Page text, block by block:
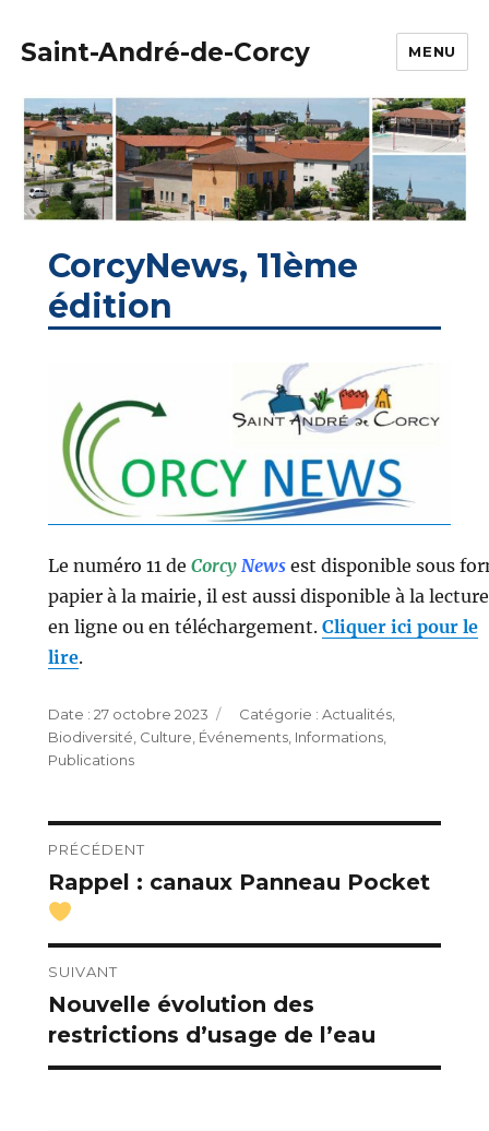
Saint-André-de-Corcy MENU
CorcyNews, 11ème
édition
Le numéro 11 de Corcy News est disponible sous
papier à la mairie, il est aussi disponible à la lecture
en ligne ou en téléchargement. Cliquer ici pour le
lire.
Publié
le
27 octobre 2023 Catégories
Actualités,
Biodiversité, Culture, Événements, Informations,
Publications
Navigation
de
l’article
PRÉCÉDENT
Publication
précédente :
Rappel : canaux Panneau Pocket
SUIVANT
Publication
suivante :
Nouvelle évolution des
restrictions d’usage de l’eau